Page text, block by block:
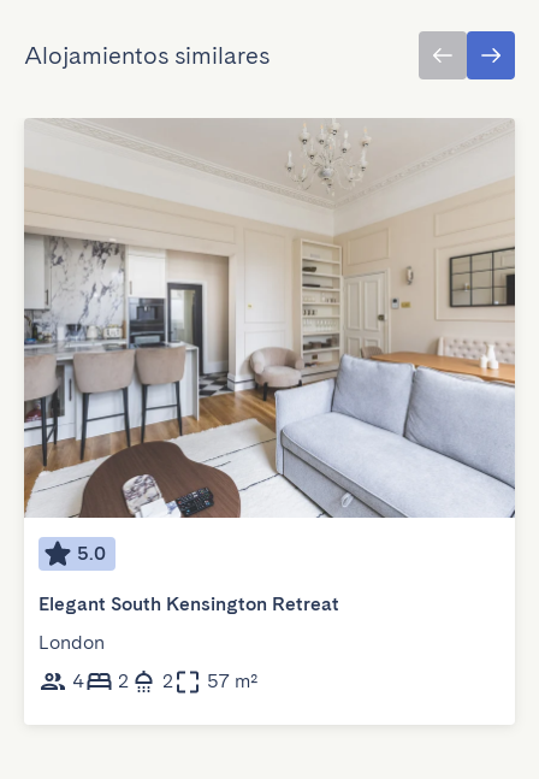
Alojamientos similares
5.0
Elegant South Kensington Retreat
London
4
2 2 57 m²